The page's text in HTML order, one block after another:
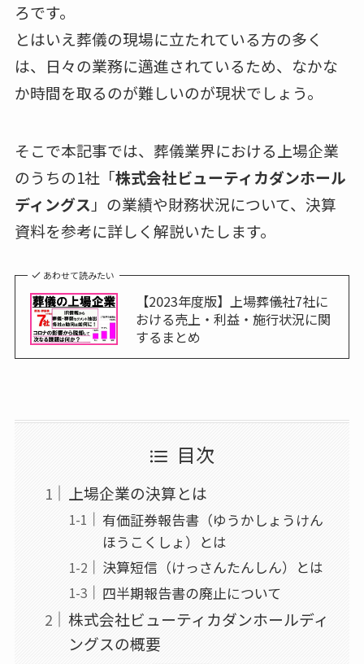
ろです。
とはいえ葬儀の現場に立たれている方の多く
は、日々の業務に邁進されているため、なかな
か時間を取るのが難しいのが現状でしょう。
そこで本記事では、葬儀業界における上場企業
のうちの1社「株式会社ビューティカダンホール
ディングス 」の業績や財務状況について、決算
資料を参考に詳しく解説いたします。
あわせて読みたい
【2023年度版】上場葬儀社7社に
おける売上・利益・施行状況に関
するまとめ
目次
上場企業の決算とは
有価証券報告書（ゆうかしょうけん
ほうこくしょ）とは
決算短信（けっさんたんしん）とは
四半期報告書の廃止について
株式会社ビューティカダンホールディ
ングスの概要